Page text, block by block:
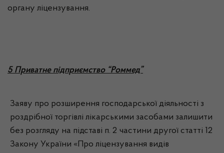
органу ліцензування.
5 Приватне підприємство “Роммед”
Заяву про розширення господарської діяльності з
роздрібної торгівлі лікарськими засобами залишити
без розгляду на підставі п. 2 частини другої статті 12
Закону України «Про ліцензування видів